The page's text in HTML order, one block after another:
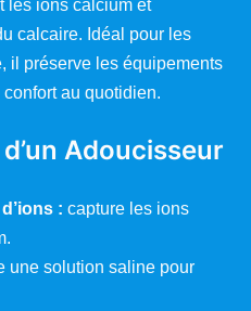
les ions calcium et
calcaire. Idéal pour les
il préserve les équipements
au quotidien.
Adoucisseur
: capture les ions
une solution saline pour